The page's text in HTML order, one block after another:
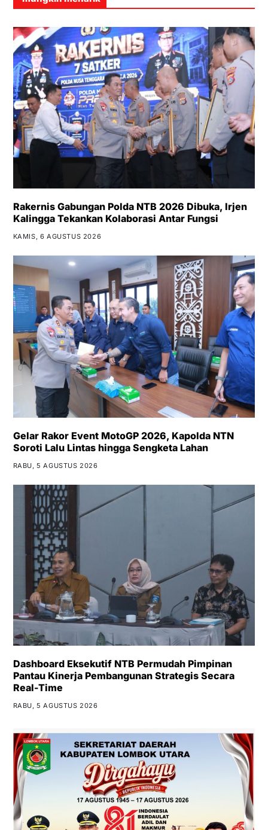
Rakernis Gabungan Polda NTB 2026 Dibuka, Irjen
Kalingga Tekankan Kolaborasi Antar Fungsi
KAMIS, 6 AGUSTUS 2026
Gelar Rakor Event MotoGP 2026, Kapolda NTN
Soroti Lalu Lintas hingga Sengketa Lahan
RABU, 5 AGUSTUS 2026
Dashboard Eksekutif NTB Permudah Pimpinan
Pantau Kinerja Pembangunan Strategis Secara
Real-Time
RABU, 5 AGUSTUS 2026